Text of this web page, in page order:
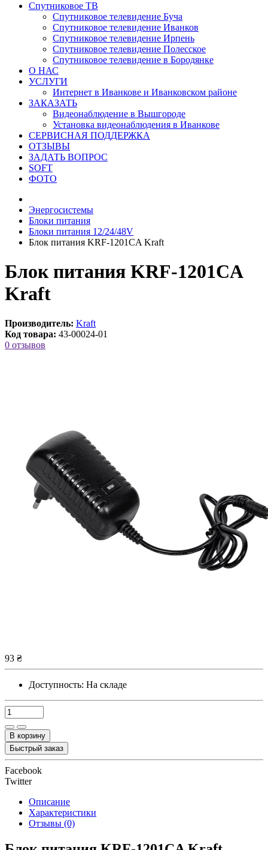
Спутниковое ТВ
Спутниковое телевидение Буча
Спутниковое телевидение Иванков
Спутниковое телевидение Ирпень
Спутниковое телевидение Полесское
Спутниковое телевидение в Бородянке
О НАС
УСЛУГИ
Интернет в Иванкове и Иванковском районе
ЗАКАЗАТЬ
Видеонаблюдение в Вышгороде
Установка видеонаблюдения в Иванкове
СЕРВИСНАЯ ПОДДЕРЖКА
ОТЗЫВЫ
ЗАДАТЬ ВОПРОС
SOFT
ФОТО
Энергосистемы
Блоки питания
Блоки питания 12/24/48V
Блок питания KRF-1201CA Kraft
Блок питания KRF-1201CA
Kraft
Производитель: Kraft
Код товара: 43-00024-01
0 отзывов
93 ₴
Доступность: На складе
В корзину
Быстрый заказ
Facebook
Twitter
Описание
Характеристики
Отзывы (0)